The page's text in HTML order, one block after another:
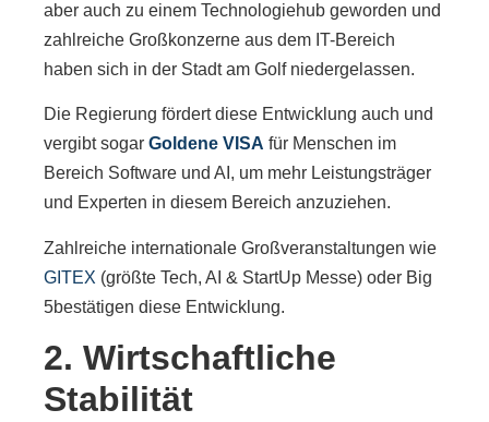
aber auch zu einem Technologiehub geworden und
zahlreiche Großkonzerne aus dem IT-Bereich
haben sich in der Stadt am Golf niedergelassen.
Die Regierung fördert diese Entwicklung auch und
vergibt sogar Goldene VISA für Menschen im
Bereich Software und AI, um mehr Leistungsträger
und Experten in diesem Bereich anzuziehen.
Zahlreiche internationale Großveranstaltungen wie
GITEX (größte Tech, AI & StartUp Messe) oder Big
5bestätigen diese Entwicklung.
2. Wirtschaftliche
Stabilität